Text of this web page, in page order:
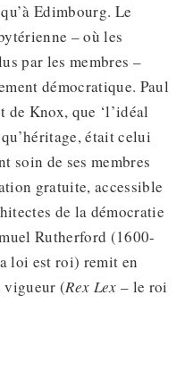
Edimbourg. Le
– où les
par les membres –
démocratique. Paul
Knox, que ‘l’idéal
était celui
soin de ses membres
gratuite, accessible
de la démocratie
Rutherford (1600-
loi est roi) remit en
vigueur (Rex Lex– le roi